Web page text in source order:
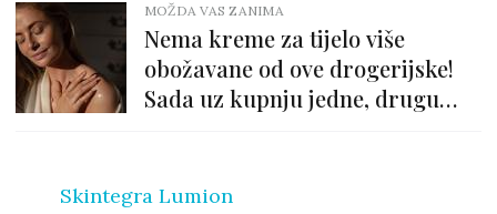
MOŽDA VAS ZANIMA
Nema kreme za tijelo više
obožavane od ove drogerijske!
Sada uz kupnju jedne, drugu
Skintegra Lumion